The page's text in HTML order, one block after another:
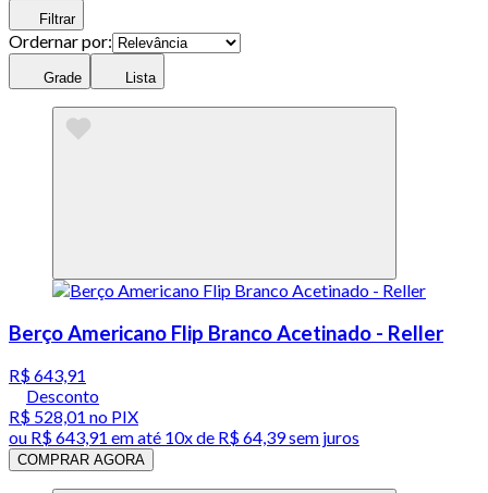
Filtrar
Ordernar por:
Grade Lista
Berço Americano Flip Branco Acetinado - Reller
R$ 643,91
Desconto
R$ 528,01 no PIX
ou R$ 643,91 em até 10x de R$ 64,39 sem juros
COMPRAR AGORA